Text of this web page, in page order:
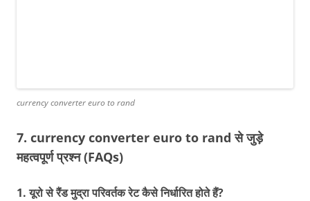
currency converter euro to rand
7. currency converter euro to rand से जुड़े
महत्वपूर्ण प्रश्न (FAQs)
1. यूरो से रैंड मुद्रा परिवर्तक रेट कैसे निर्धारित होते हैं?